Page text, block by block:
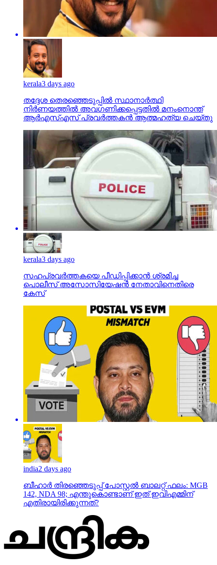
kerala3 days ago
തദ്ദേശ തെരഞ്ഞെടുപ്പില്‍ സ്ഥാനാര്‍ത്ഥി
നിര്‍ണയത്തില്‍ അവഗണിക്കപ്പെട്ടതില്‍ മനംനൊന്ത്
ആര്‍എസ്എസ് പ്രവര്‍ത്തകന്‍ ആത്മഹത്യ ചെയ്തു
kerala3 days ago
സഹപ്രവര്‍ത്തകയെ പീഡിപ്പിക്കാന്‍ ശ്രമിച്ച
പൊലീസ് അസോസിയേഷന്‍ നേതാവിനെതിരെ
കേസ്
india2 days ago
ബീഹാർ തിരഞ്ഞെടുപ്പ് പോസ്റ്റൽ ബാലറ്റ് ഫലം: MGB
142, NDA 98; എന്തുകൊണ്ടാണ് ഇത് ഇവിഎമ്മിന്
എതിരായിരിക്കുന്നത്?